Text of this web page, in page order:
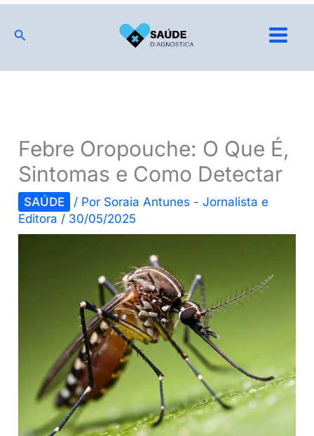
para
conteúdo
Pesquisar
Febre Oropouche: O Que É,
Sintomas e Como Detectar
SAÚDE / Por Soraia Antunes - Jornalista e
Editora / 30/05/2025